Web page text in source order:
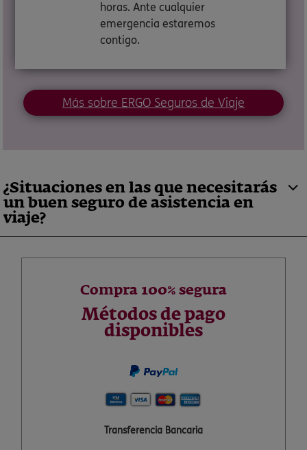
horas. Ante cualquier
emergencia estaremos
contigo.
Más sobre ERGO Seguros de Viaje
¿Situaciones en las que necesitarás
un buen seguro de asistencia en
viaje?
Compra 100% segura
Métodos de pago
disponibles
Transferencia Bancaria